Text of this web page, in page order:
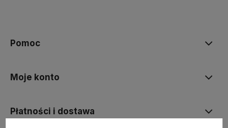
Pomoc
Moje konto
Płatności i dostawa